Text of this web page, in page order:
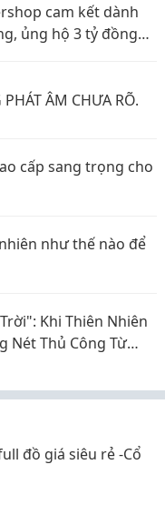
cam kết dành
ủng hộ 3 tỷ đồng
ÂM CHƯA RÕ.
cấp sang trọng cho
như thế nào để
Khi Thiên Nhiên
Nét Thủ Công Từ
đồ giá siêu rẻ -Cổ